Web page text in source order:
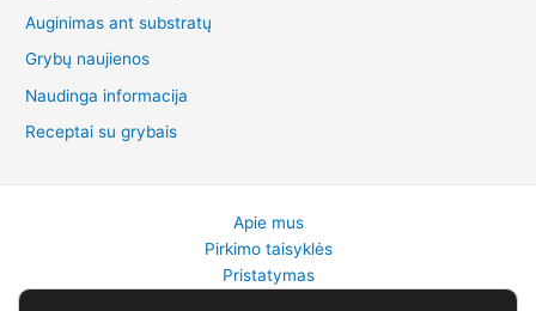
Auginimas ant substratų
Grybų naujienos
Naudinga informacija
Receptai su grybais
Apie mus
Pirkimo taisyklės
Pristatymas